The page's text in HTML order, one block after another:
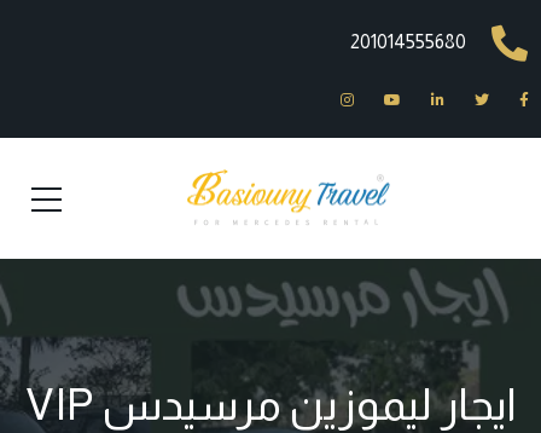
201014555680
ايجار ليموزين مرسيدس VIP